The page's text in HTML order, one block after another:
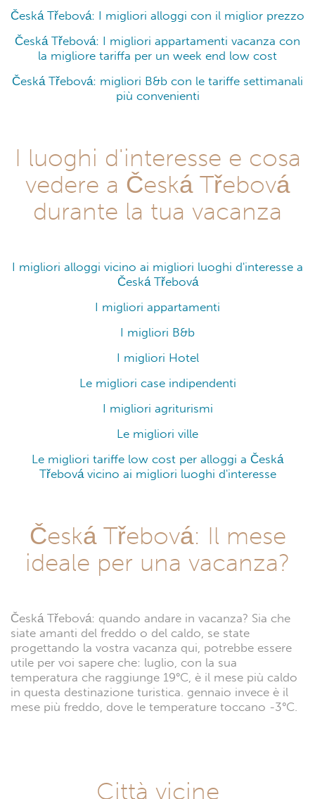
Česká Třebová: I migliori alloggi con il miglior prezzo
Česká Třebová: I migliori appartamenti vacanza con
la migliore tariffa per un week end low cost
Česká Třebová: migliori B&b con le tariffe settimanali
più convenienti
I luoghi d'interesse e cosa
vedere a Česká Třebová
durante la tua vacanza
I migliori alloggi vicino ai migliori luoghi d'interesse a
Česká Třebová
I migliori appartamenti
I migliori B&b
I migliori Hotel
Le migliori case indipendenti
I migliori agriturismi
Le migliori ville
Le migliori tariffe low cost per alloggi a Česká
Třebová vicino ai migliori luoghi d'interesse
Česká Třebová: Il mese
ideale per una vacanza?
Česká Třebová: quando andare in vacanza? Sia che
siate amanti del freddo o del caldo, se state
progettando la vostra vacanza qui, potrebbe essere
utile per voi sapere che: luglio, con la sua
temperatura che raggiunge 19°C, è il mese più caldo
in questa destinazione turistica. gennaio invece è il
mese più freddo, dove le temperature toccano -3°C.
Città vicine